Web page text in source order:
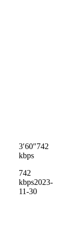
3′60″742
kbps
742
kbps2023-
11-30